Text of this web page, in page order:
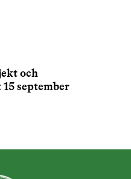
och
september